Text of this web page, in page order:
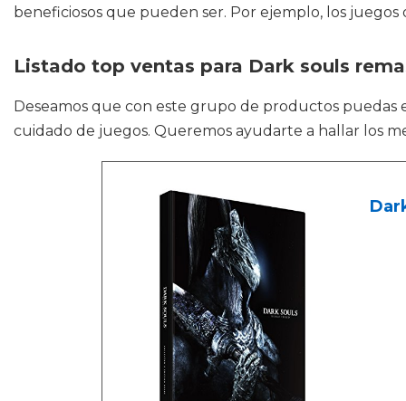
beneficiosos que pueden ser. Por ejemplo, los
Listado top ventas para Dark souls
Deseamos que con este grupo de productos
cuidado de juegos. Queremos ayudarte a hallar los